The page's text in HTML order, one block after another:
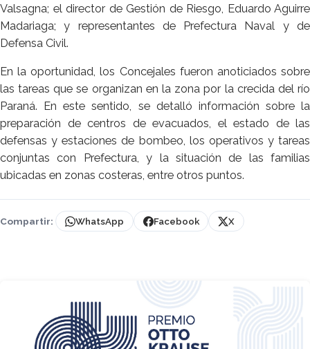
Valsagna; el director de Gestión de Riesgo, Eduardo Aguirre
Madariaga; y representantes de Prefectura Naval y de
Defensa Civil.
En la oportunidad, los Concejales fueron anoticiados sobre
las tareas que se organizan en la zona por la crecida del río
Paraná. En este sentido, se detalló información sobre la
preparación de centros de evacuados, el estado de las
defensas y estaciones de bombeo, los operativos y tareas
conjuntas con Prefectura, y la situación de las familias
ubicadas en zonas costeras, entre otros puntos.
Compartir: WhatsApp Facebook X